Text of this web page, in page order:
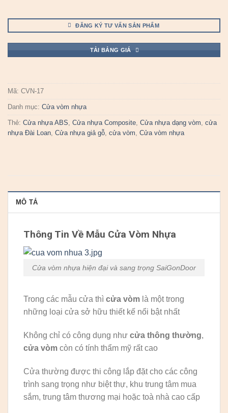
ĐĂNG KÝ TƯ VẤN SẢN PHẨM
TẢI BẢNG GIÁ
Mã: CVN-17
Danh mục: Cửa vòm nhựa
Thẻ: Cửa nhựa ABS, Cửa nhựa Composite, Cửa nhựa dạng vòm, cửa
nhựa Đài Loan, Cửa nhựa giả gỗ, cửa vòm, Cửa vòm nhựa
MÔ TẢ
Thông Tin Về Mẫu Cửa Vòm Nhựa
Cửa vòm nhựa hiện đại và sang trọng SaiGonDoor
Trong các mẫu cửa thì cửa vòm là một trong
những loại cửa sở hữu thiết kế nổi bật nhất
Không chỉ có công dụng như cửa thông thường,
cửa vòm còn có tính thẩm mỹ rất cao
Cửa thường được thi công lắp đặt cho các công
trình sang trọng như biệt thự, khu trung tâm mua
sắm, trung tâm thương mại hoặc toà nhà cao cấp